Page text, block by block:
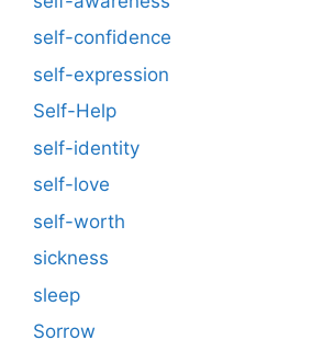
self-confidence
self-expression
Self-Help
self-identity
self-love
self-worth
sickness
sleep
Sorrow